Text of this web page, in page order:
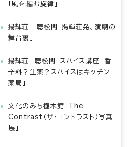
「風を編む旋律」
揚輝荘 聴松閣「揚輝荘発、演劇の
舞台裏」
揚輝荘 聴松閣「スパイス講座 香
辛料？生薬？スパイスはキッチン
薬局」
文化のみち橦木館「The
Contrast（ザ・コントラスト）写真
展」